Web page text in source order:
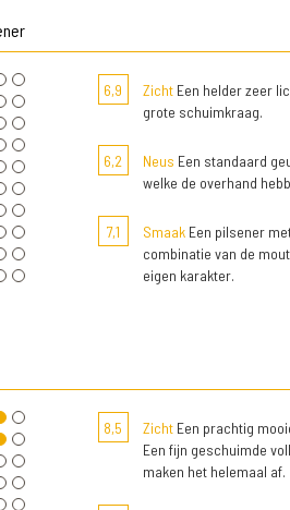
6,9 ZichtEen helder zeer
grote schuimkraag.
6,2 Neus Een standaard
welke de overhand
7,1 SmaakEen pilsener
combinatie van de
eigen karakter.
8,5 ZichtEen prachtig
Een fijn geschuimde
maken het helemaal af.